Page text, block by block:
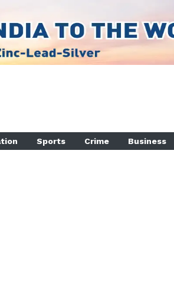
Sports Crime Business